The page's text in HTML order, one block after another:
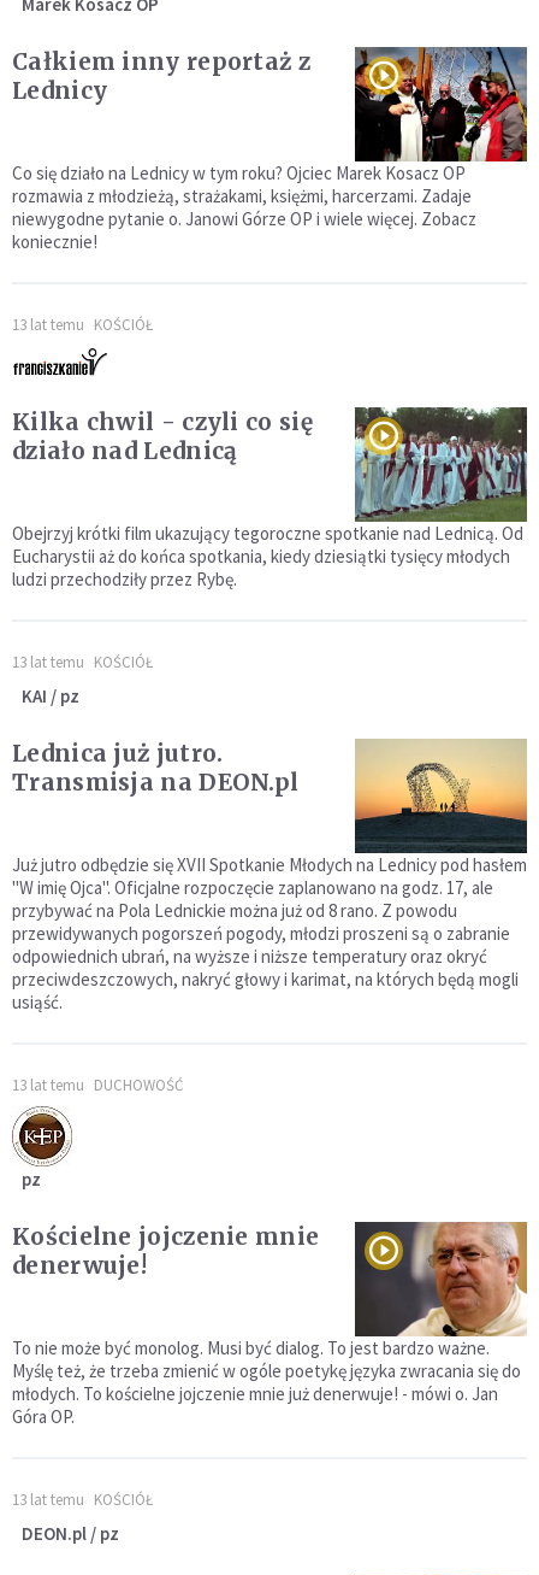
Całkiem inny reportaż z
Lednicy
Co się działo na Lednicy w tym roku? Ojciec Marek Kosacz OP
rozmawia z młodzieżą, strażakami, księżmi, harcerzami. Zadaje
niewygodne pytanie o. Janowi Górze OP i wiele więcej. Zobacz
koniecznie!
13 lat temu KOŚCIÓŁ
Kilka chwil - czyli co się
działo nad Lednicą
Obejrzyj krótki film ukazujący tegoroczne spotkanie nad Lednicą. Od
Eucharystii aż do końca spotkania, kiedy dziesiątki tysięcy młodych
ludzi przechodziły przez Rybę.
13 lat temu KOŚCIÓŁ
KAI / pz
Lednica już jutro.
Transmisja na DEON.pl
Już jutro odbędzie się XVII Spotkanie Młodych na Lednicy pod hasłem
"W imię Ojca". Oficjalne rozpoczęcie zaplanowano na godz. 17, ale
przybywać na Pola Lednickie można już od 8 rano. Z powodu
przewidywanych pogorszeń pogody, młodzi proszeni są o zabranie
odpowiednich ubrań, na wyższe i niższe temperatury oraz okryć
przeciwdeszczowych, nakryć głowy i karimat, na których będą mogli
usiąść.
13 lat temu DUCHOWOŚĆ
pz
Kościelne jojczenie mnie
denerwuje!
To nie może być monolog. Musi być dialog. To jest bardzo ważne.
Myślę też, że trzeba zmienić w ogóle poetykę języka zwracania się do
młodych. To kościelne jojczenie mnie już denerwuje! - mówi o. Jan
Góra OP.
13 lat temu KOŚCIÓŁ
DEON.pl / pz